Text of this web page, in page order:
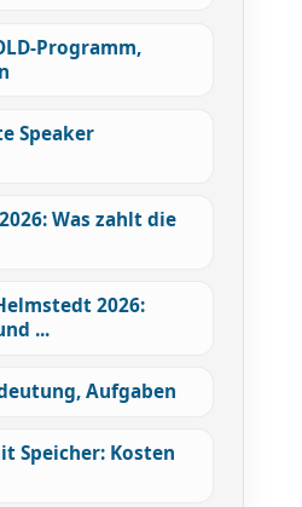
Programm,
Speaker
Was zahlt die
2026:
...
Aufgaben
Speicher: Kosten